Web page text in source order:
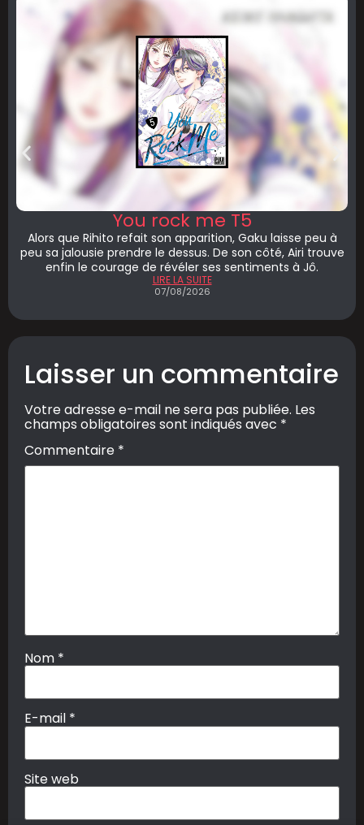
You rock me T5
Alors que Rihito refait son apparition, Gaku laisse peu à
peu sa jalousie prendre le dessus. De son côté, Airi trouve
enfin le courage de révéler ses sentiments à Jô.
LIRE LA SUITE
07/08/2026
Laisser un commentaire
Votre adresse e-mail ne sera pas publiée. Les
champs obligatoires sont indiqués avec *
Commentaire *
Nom *
E-mail *
Site web